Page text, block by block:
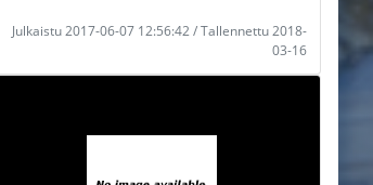
Julkaistu 2017-06-07 12:56:42 / Tallennettu 2018-
03-16